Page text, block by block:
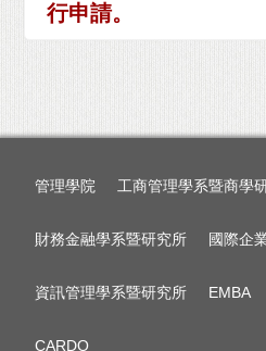
行申請。
管理學院 工商管理學系暨商學
財務金融學系暨研究所 國際企
資訊管理學系暨研究所 EMBA
CARDO